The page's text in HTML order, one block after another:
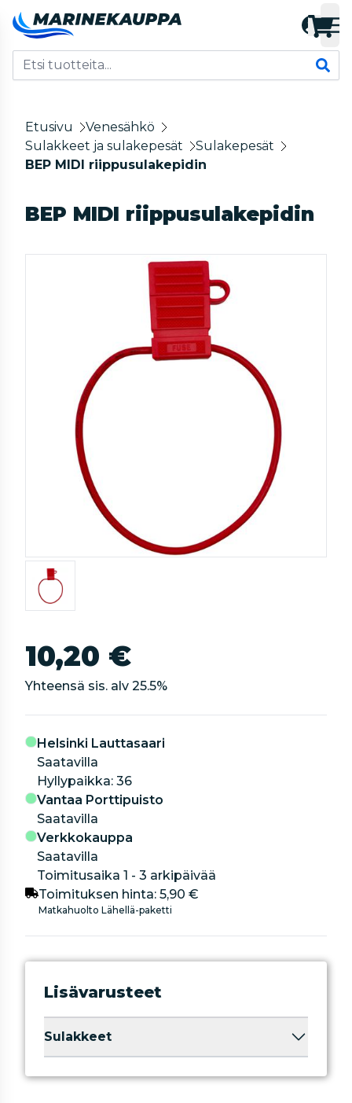
Etusivu
Venesähkö
Sulakkeet ja sulakepesät
Sulakepesät
BEP MIDI riippusulakepidin
BEP MIDI riippusulakepidin
10,20 €
Yhteensä sis. alv 25.5%
Helsinki Lauttasaari
Saatavilla
hyllypaikka: 36
Vantaa Porttipuisto
Saatavilla
Verkkokauppa
Saatavilla
Toimitusaika 1 - 3 arkipäivää
Toimituksen hinta: 5,90 €
Matkahuolto Lähellä-paketti
Lisävarusteet
Sulakkeet